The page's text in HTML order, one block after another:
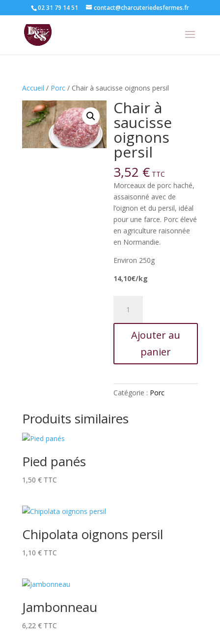
02 31 79 14 51 contact@charcuteriedesfermes.fr
Accueil / Porc/ Chair à saucisse oignons persil
Chair à
saucisse
oignons
persil
3,52 € TTC
Morceaux de porc haché,
assaisonné avec de
l’oignon et du persil, idéal
pour une farce. Porc élevé
en agriculture raisonnée
en Normandie.
Environ 250g
14,10€/kg
Chair
Ajouter au
panier
Catégorie : Porc
Produits similaires
Pied panés
1,50 € TTC
Chipolata oignons persil
1,10 € TTC
Jambonneau
6,22 € TTC